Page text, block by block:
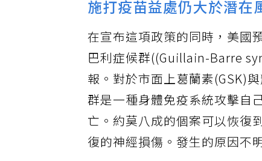
施打疫苗益處仍大於潛在
在宣布這項政策的同時，美國
巴利症候群((Guillain-Barre
報。對於市面上葛蘭素(GSK)
群是一種身體免疫系統攻擊自
亡。約莫八成的個案可以恢復
復的神經損傷。發生的原因不